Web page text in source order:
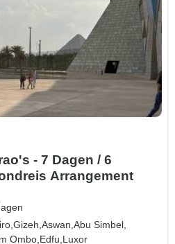
- 7 Dagen / 6
Arrangement
Gizeh,Aswan,Abu Simbel,
Ombo, Edfu, Luxor